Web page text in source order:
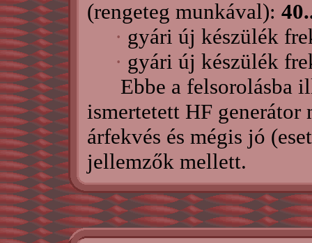
(rengeteg munkával):
· gyári új készülék
· gyári új készülék
Ebbe a felsorolásba
ismertetett HF generátor
árfekvés és mégis jó
jellemzők mellett.